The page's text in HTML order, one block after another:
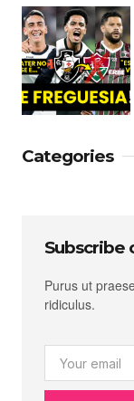
Categories
Subscribe
Purus ut
ridiculus.